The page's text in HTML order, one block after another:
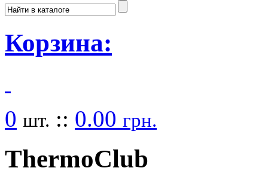
Корзина:
0 шт. :: 0.00 грн.
ThermoClub